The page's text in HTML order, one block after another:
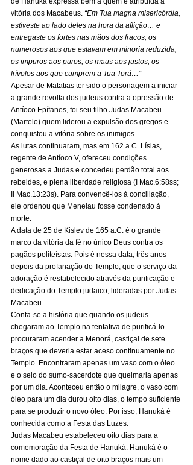
vitória dos Macabeus. “Em Tua magna misericórdia,
estiveste ao lado deles na hora da aflição… e
entregaste os fortes nas mãos dos fracos, os
numerosos aos que estavam em minoria reduzida,
os impuros aos puros, os maus aos justos, os
frívolos aos que cumprem a Tua Torá…”
Apesar de Matatias ter sido o personagem a iniciar
a grande revolta dos judeus contra a opressão de
Antíoco Epífanes, foi seu filho Judas Macabeu
(Martelo) quem liderou a expulsão dos gregos e
conquistou a vitória sobre os inimigos.
As lutas continuaram, mas em 162 a.C. Lísias,
regente de Antíoco V, ofereceu condições
generosas a Judas e concedeu perdão total aos
rebeldes, e plena liberdade religiosa (I Mac.6:58ss;
II Mac.13:23s). Para convencê-los à conciliação,
ele ordenou que Menelau fosse condenado à
morte.
A data de 25 de Kislev de 165 a.C. é o grande
marco da vitória da fé no único Deus contra os
pagãos politeístas. Pois é nessa data, três anos
depois da profanação do Templo, que o serviço da
adoração é restabelecido através da purificação e
dedicação do Templo judaico, lideradas por Judas
Macabeu.
Conta-se a história que quando os judeus
chegaram ao Templo na tentativa de purificá-lo
procuraram acender a Menorá, castiçal de sete
braços que deveria estar aceso continuamente no
Templo. Encontraram apenas um vaso com o óleo
e o selo do sumo-sacerdote que queimaria apenas
por um dia. Aconteceu então o milagre, o vaso com
óleo para um dia durou oito dias, o tempo suficiente
para se produzir o novo óleo. Por isso, Hanuká é
conhecida como a Festa das Luzes.
Judas Macabeu estabeleceu oito dias para a
comemoração da Festa de Hanuká. Hanuká é o
nome dado ao castiçal de oito braços mais um